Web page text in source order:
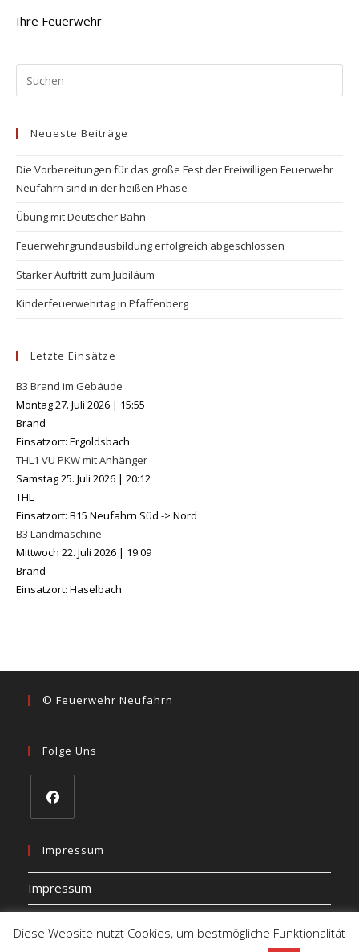
Ihre Feuerwehr
Neueste Beiträge
Die Vorbereitungen für das große Fest der Freiwilligen Feuerwehr
Neufahrn sind in der heißen Phase
Übung mit Deutscher Bahn
Feuerwehrgrundausbildung erfolgreich abgeschlossen
Starker Auftritt zum Jubiläum
Kinderfeuerwehrtag in Pfaffenberg
Letzte Einsätze
B3 Brand im Gebäude
Montag 27. Juli 2026 | 15:55
Brand
Einsatzort: Ergoldsbach
THL1 VU PKW mit Anhänger
Samstag 25. Juli 2026 | 20:12
THL
Einsatzort: B15 Neufahrn Süd -> Nord
B3 Landmaschine
Mittwoch 22. Juli 2026 | 19:09
Brand
Einsatzort: Haselbach
© Feuerwehr Neufahrn
Folge Uns
in
a
new
tab
Impressum
Impressum
Diese Website nutzt Cookies, um bestmögliche Funktionalität